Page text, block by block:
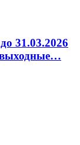
31.03.2026
выходные…